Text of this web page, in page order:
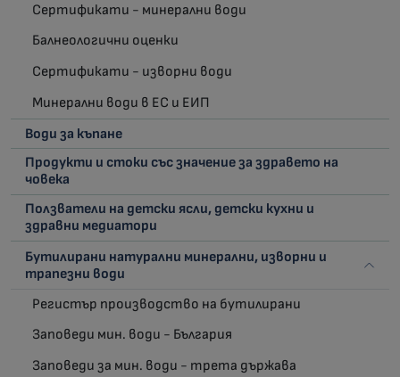
Сертификати - минерални води
Балнеологични оценки
Сертификати - изворни води
Минерални води в ЕС и ЕИП
Води за къпане
Продукти и стоки със значение за здравето на
човека
Ползватели на детски ясли, детски кухни и
здравни медиатори
Бутилирани натурални минерални, изворни и
трапезни води
Регистър производство на бутилирани
Заповеди мин. води - България
Заповеди за мин. води - трета държава